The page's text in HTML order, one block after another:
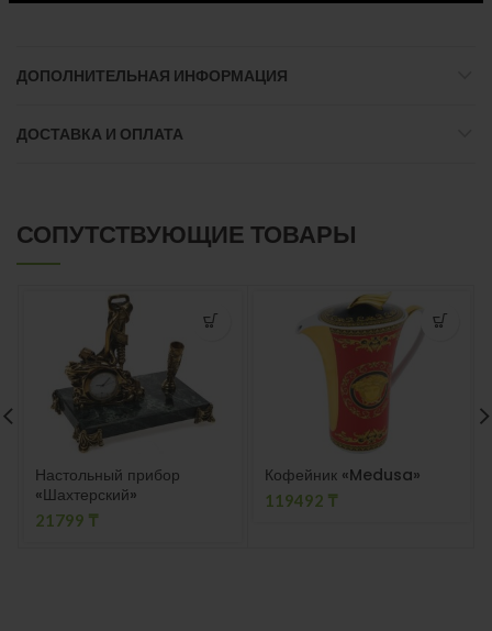
ДОПОЛНИТЕЛЬНАЯ ИНФОРМАЦИЯ
ДОСТАВКА И ОПЛАТА
СОПУТСТВУЮЩИЕ ТОВАРЫ
Настольный прибор
«Шахтерский»
21799 ₸
Кофейник «Medusa»
119492 ₸